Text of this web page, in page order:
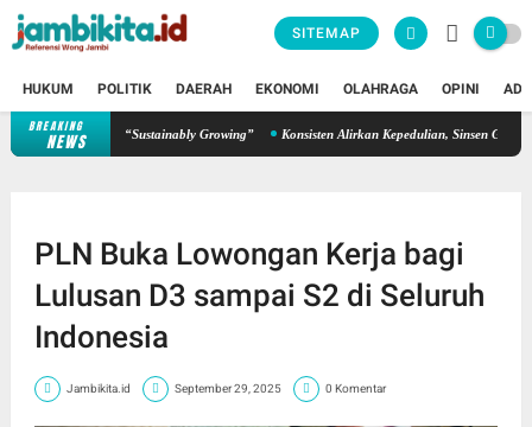
SITEMAP
HUKUM POLITIK DAERAH EKONOMI OLAHRAGA OPINI
BREAKING
NEWS
Semangat “Sustainably Growing” Konsisten Alirkan Kepedulian, Sinsen Gelar Donor
PLN Buka Lowongan Kerja bagi
Lulusan D3 sampai S2 di Seluruh
Indonesia
Jambikita.id September 29, 2025 0 Komentar